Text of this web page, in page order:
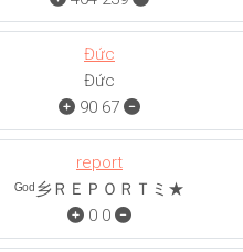
Đức
Đức
90 67
report
ᴳᵒᵈ乡ＲＥＰＯＲＴミ★
0 0